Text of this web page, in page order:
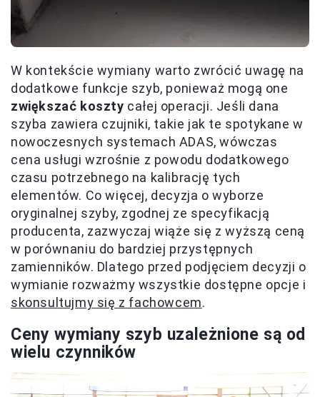
W kontekście wymiany warto zwrócić uwagę na
dodatkowe funkcje szyb, ponieważ mogą one
zwiększać koszty całej operacji. Jeśli dana
szyba zawiera czujniki, takie jak te spotykane w
nowoczesnych systemach ADAS, wówczas
cena usługi wzrośnie z powodu dodatkowego
czasu potrzebnego na kalibrację tych
elementów. Co więcej, decyzja o wyborze
oryginalnej szyby, zgodnej ze specyfikacją
producenta, zazwyczaj wiąże się z wyższą ceną
w porównaniu do bardziej przystępnych
zamienników. Dlatego przed podjęciem decyzji o
wymianie rozważmy wszystkie dostępne opcje i
skonsultujmy się z fachowcem.
Ceny wymiany szyb uzależnione są od
wielu czynników